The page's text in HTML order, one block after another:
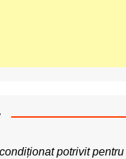
potrivit pentru